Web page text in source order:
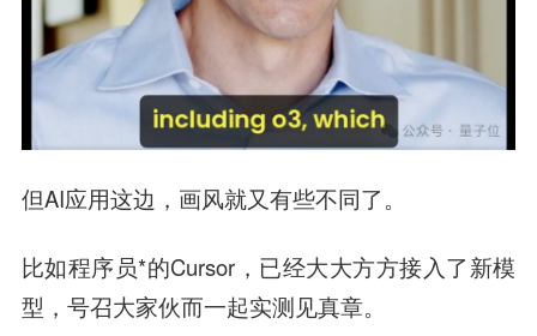
但AI应用这边，画风就又有些不同了。
比如程序员*的Cursor，已经大大方方接入了新模
型，号召大家伙而一起实测见真章。